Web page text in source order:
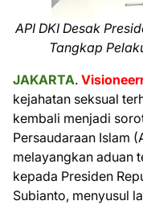
API DKI Desak
Tangkap
JAKARTA.
kejahatan seksual
kembali menjadi
Persaudaraan Islam
melayangkan aduan
kepada Presiden
Subianto, menyusul